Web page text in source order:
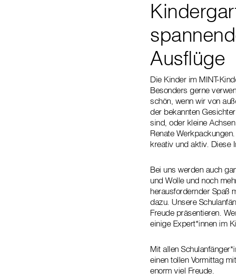
Ausflüge
Die Kinder im MINT-
Besonders gerne
schön, wenn wir von
der bekannten
sind, oder kleine
Renate
kreativ und aktiv. Diese
Bei uns werden auch
und Wolle und noch
herausfordernder Spaß
dazu. Unsere
Freude präsentieren.
einige Expert*innen im
Mit allen
einen tollen Vormittag
enorm viel Freude.